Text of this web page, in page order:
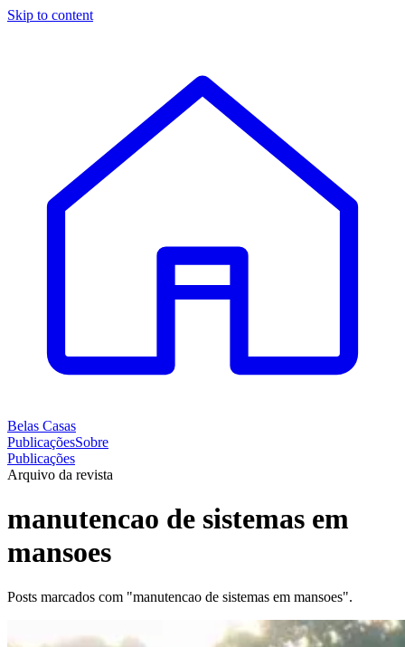
Skip to content
Belas Casas
PublicaçõesSobre
Publicações
Arquivo da revista
manutencao de sistemas em
mansoes
Posts marcados com "manutencao de sistemas em mansoes".